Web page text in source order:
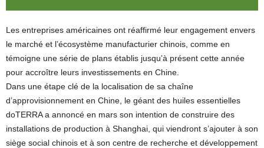
Les entreprises américaines ont réaffirmé leur engagement envers
le marché et l’écosystème manufacturier chinois, comme en
témoigne une série de plans établis jusqu’à présent cette année
pour accroître leurs investissements en Chine.
Dans une étape clé de la localisation de sa chaîne
d’approvisionnement en Chine, le géant des huiles essentielles
doTERRA a annoncé en mars son intention de construire des
installations de production à Shanghai, qui viendront s’ajouter à son
siège social chinois et à son centre de recherche et développement